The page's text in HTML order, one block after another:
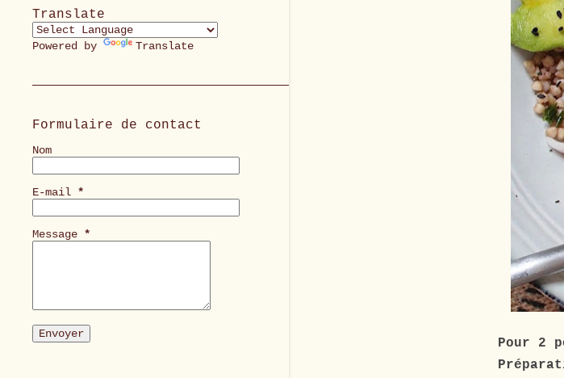
Pour 2
Translate
Powered by Translate
Formulaire de contact
Nom
E-mail *
Message *